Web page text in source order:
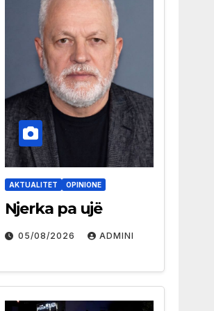
AKTUALITET OPINIONE
Njerka pa ujë
05/08/2026 ADMINI